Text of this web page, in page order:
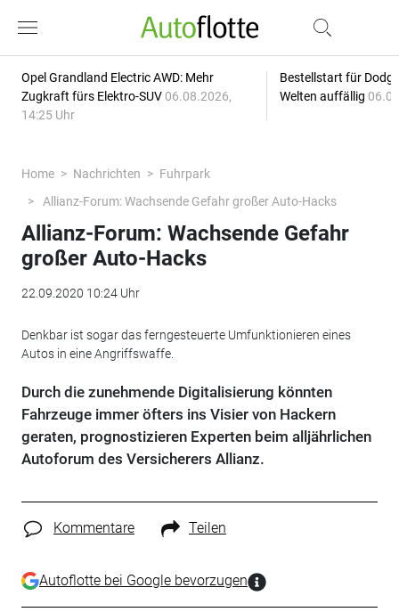
Opel Grandland Electric AWD: Mehr
Zugkraft fürs Elektro-SUV 06.08.2026,
14:25 Uhr
Bestellstart für
Welten auffällig
Home Nachrichten
Fuhrpark
Allianz-Forum: Wachsende Gefahr großer Auto-Hacks
Allianz-Forum: Wachsende Gefahr
großer Auto-Hacks
22.09.2020 10:24 Uhr
Denkbar ist sogar das ferngesteuerte Umfunktionieren eines
Autos in eine Angriffswaffe.
Durch die zunehmende Digitalisierung könnten
Fahrzeuge immer öfters ins Visier von Hackern
geraten, prognostizieren Experten beim alljährlichen
Autoforum des Versicherers Allianz.
Kommentare Teilen
Autoflotte bei Google bevorzugen